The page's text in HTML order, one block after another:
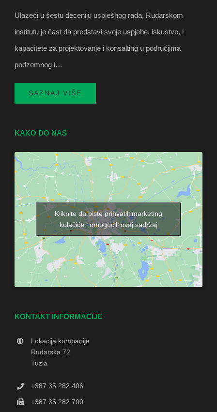
Ulazeći u šestu deceniju uspješnog rada, Rudarskom
institutu je čast da predstavi svoje uspjehe, iskustvo, i
kapacitete za projektovanje i konsalting u područjima
podzemnog i…
SAZNAJ VIŠE
KAKO DO NAS
Kliknite da biste prihvatili marketing
kolačiće i omogućili ovaj sadržaj
KONTAKT INFORMACIJE
Lokacija kompanije
Rudarska 72
Tuzla
+387 35 282 406
+387 35 282 700